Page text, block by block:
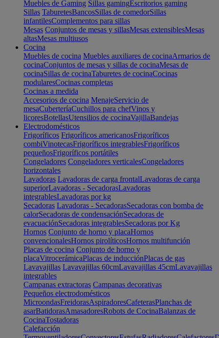
Muebles de Gaming Sillas gamingEscritorios gaming
Sillas TaburetesBancosSillas de comedorSillas
infantilesComplementos para sillas
Mesas Conjuntos de mesas y sillasMesas extensiblesMesas
altasMesas multiusos
Cocina
Muebles de cocina Muebles auxiliares de cocinaArmarios de
cocinaConjuntos de mesas y sillas de cocinaMesas de
cocinaSillas de cocinaTaburetes de cocinaCocinas
modularesCocinas completas
Cocinas a medida
Accesorios de cocina MenajeServicio de
mesaCuberteríaCuchillos para chefVinos y
licoresBotellasUtensilios de cocinaVajillaBandejas
Electrodomésticos
Frigoríficos Frigoríficos americanosFrigoríficos
combiVinotecasFrigoríficos integrablesFrigoríficos
pequeñosFrigoríficos portátiles
Congeladores Congeladores verticalesCongeladores
horizontales
Lavadoras Lavadoras de carga frontalLavadoras de carga
superiorLavadoras - SecadorasLavadoras
integrablesLavadoras por kg
Secadoras Lavadoras - SecadorasSecadoras con bomba de
calorSecadoras de condensaciónSecadoras de
evacuaciónSecadoras integrablesSecadoras por Kg
Hornos Conjunto de horno y placaHornos
convencionalesHornos pirolíticosHornos multifunción
Placas de cocina Conjunto de horno y
placaVitrocerámicaPlacas de inducciónPlacas de gas
Lavavajillas Lavavajillas 60cmLavavajillas 45cmLavavajillas
integrables
Campanas extractoras Campanas decorativas
Pequeños electrodomésticos
MicroondasFreidorasAspiradoresCafeterasPlanchas de
asarBatidorasAmasadoresRobots de CocinaBalanzas de
CocinaTostadoras
Calefacción